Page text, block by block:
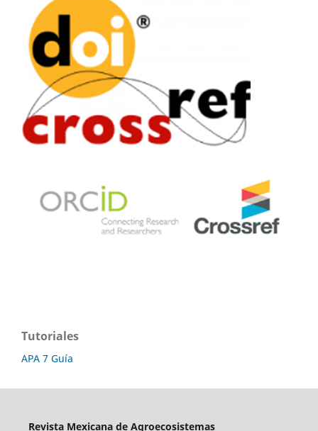
Tutoriales
APA 7 Guía
Revista Mexicana de Agroecosistemas